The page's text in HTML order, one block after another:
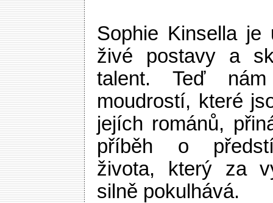
Sophie Kinsella je
živé postavy a
talent. Teď
moudrostí, které
jejích románů,
příběh o
života, který za
silně pokulhává.